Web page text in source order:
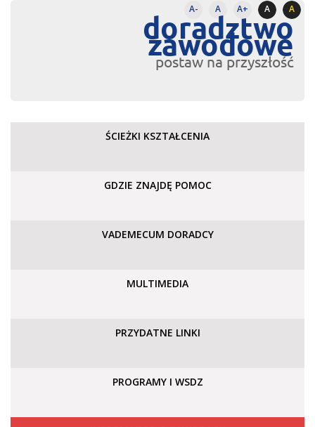
A- A A+ A A
doradztwo
zawodowe
postaw na przyszłość
ŚCIEŻKI KSZTAŁCENIA
GDZIE ZNAJDĘ POMOC
VADEMECUM DORADCY
MULTIMEDIA
PRZYDATNE LINKI
PROGRAMY I WSDZ